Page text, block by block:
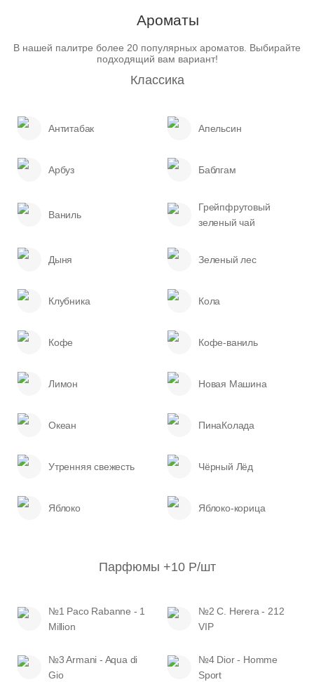
Ароматы
В нашей палитре более 20 популярных ароматов. Выбирайте
подходящий вам вариант!
Классика
Антитабак Апельсин
Арбуз Баблгам
Ваниль
Грейпфрутовый
зеленый чай
Дыня Зеленый лес
Клубника Кола
Кофе Кофе-ваниль
Лимон Новая Машина
Океан ПинаКолада
Утренняя свежесть Чёрный Лёд
Яблоко Яблоко-корица
Парфюмы +10 Р/шт
№1 Paco Rabanne - 1
Million
№2 С. Herera - 212
VIP
№3 Armani - Aqua di
Gio
№4 Dior - Нomme
Sport